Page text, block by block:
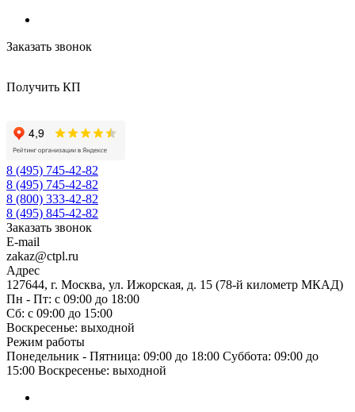
Заказать звонок
Получить КП
8 (495) 745-42-82
8 (495) 745-42-82
8 (800) 333-42-82
8 (495) 845-42-82
Заказать звонок
E-mail
zakaz@ctpl.ru
Адрес
127644, г. Москва, ул. Ижорская, д. 15 (78-й километр МКАД)
Пн - Пт: с 09:00 до 18:00
Сб: с 09:00 до 15:00
Воскресенье: выходной
Режим работы
Понедельник - Пятница: 09:00 до 18:00 Суббота: 09:00 до
15:00 Воскресенье: выходной